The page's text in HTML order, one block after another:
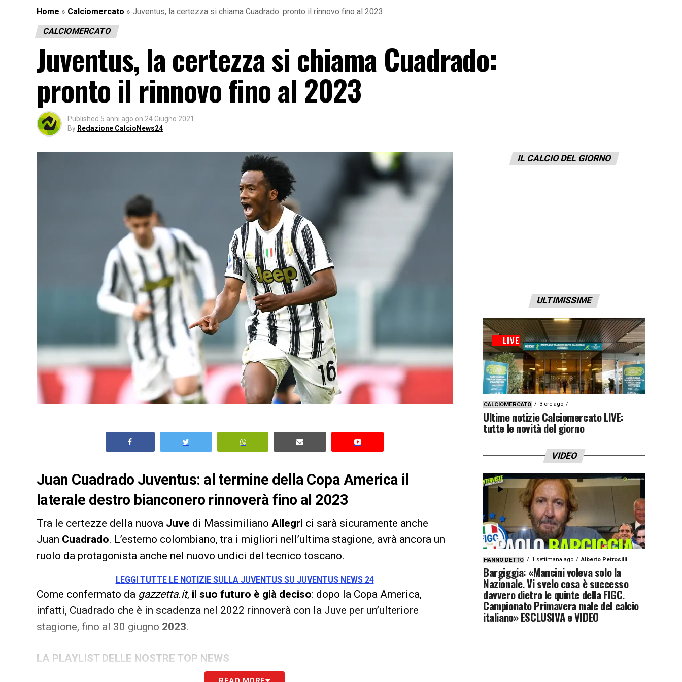
Home » Calciomercato » Juventus, la certezza si chiama Cuadrado: pronto il rinnovo fino al 2023
CALCIOMERCATO
Juventus, la certezza si chiama Cuadrado:
pronto il rinnovo fino al 2023
Published 5 anni ago on 24 Giugno 2021
By Redazione CalcioNews24
Juan Cuadrado Juventus: al termine della Copa America il
laterale destro bianconero rinnoverà fino al 2023
Tra le certezze della nuova Juve di Massimiliano Allegri ci sarà sicuramente anche
Juan Cuadrado. L’esterno colombiano, tra i migliori nell’ultima stagione, avrà ancora un
ruolo da protagonista anche nel nuovo undici del tecnico toscano.
LEGGI TUTTE LE NOTIZIE SULLA JUVENTUS SU JUVENTUS NEWS 24
Come confermato da gazzetta.it, il suo futuro è già deciso: dopo la Copa America,
infatti, Cuadrado che è in scadenza nel 2022 rinnoverà con la Juve per un’ulteriore
stagione, fino al 30 giugno 2023.
LA PLAYLIST DELLE NOSTRE TOP NEWS
IL CALCIO DEL GIORNO
ULTIMISSIME
CALCIOMERCATO 3 ore ago
Ultime notizie Calciomercato LIVE:
tutte le novità del giorno
VIDEO
HANNO DETTO 1 settimana ago Alberto Petrosilli
Bargiggia: «Mancini voleva solo la
Nazionale. Vi svelo cosa è successo
davvero dietro le quinte della FIGC.
Campionato Primavera male del calcio
italiano» ESCLUSIVA e VIDEO